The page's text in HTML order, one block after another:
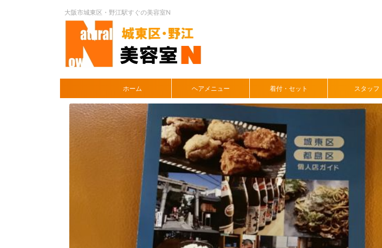
大阪市城東区・野江駅すぐの美容室N
ホーム ヘアメニュー 着付・セット スタッフ